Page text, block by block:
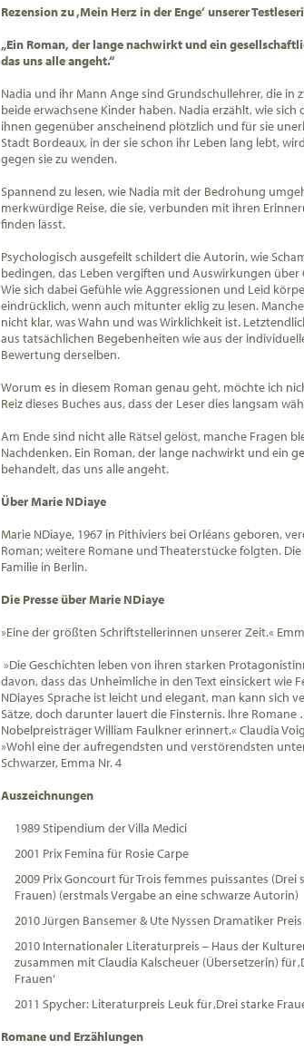
Rezension zu ‚Mein Herz in der Enge‘ unserer
„Ein Roman, der lange nachwirkt und ein
das uns alle angeht.“
Nadia und ihr Mann Ange sind Grundschullehrer, die in
beide erwachsene Kinder haben. Nadia erzählt, wie sich
ihnen gegenüber anscheinend plötzlich und für sie
Stadt Bordeaux, in der sie schon ihr Leben lang lebt,
gegen sie zu wenden.
Spannend zu lesen, wie Nadia mit der Bedrohung
merkwürdige Reise, die sie, verbunden mit ihren
finden lässt.
Psychologisch ausgefeilt schildert die Autorin, wie
bedingen, das Leben vergiften und Auswirkungen
Wie sich dabei Gefühle wie Aggressionen und Leid
eindrücklich, wenn auch mitunter eklig zu lesen.
nicht klar, was Wahn und was Wirklichkeit ist.
aus tatsächlichen Begebenheiten wie aus der
Bewertung derselben.
Worum es in diesem Roman genau geht, möchte ich
Reiz dieses Buches aus, dass der Leser dies langsam
Am Ende sind nicht alle Rätsel gelöst, manche Fragen
Nachdenken. Ein Roman, der lange nachwirkt und ein
behandelt, das uns alle angeht.
Über Marie NDiaye
Marie NDiaye, 1967 in Pithiviers bei Orléans geboren,
Roman; weitere Romane und Theaterstücke folgten.
Familie in Berlin.
Die Presse über Marie NDiaye
»Eine der größten Schriftstellerinnen unserer Zeit.«
»Die Geschichten leben von ihren starken
davon, dass das Unheimliche in den Text einsickert wie
NDiayes Sprache ist leicht und elegant, man kann sich
Sätze, doch darunter lauert die Finsternis. Ihre
Nobelpreisträger William Faulkner erinnert.« Claudia
»Wohl eine der aufregendsten und verstörendsten
Schwarzer, Emma Nr. 4
Auszeichnungen
1989 Stipendium der Villa Medici
2001 Prix Femina für Rosie Carpe
2009 Prix Goncourt für Trois femmes puissantes (Drei
Frauen) (erstmals Vergabe an eine schwarze Autorin)
2010 Jürgen Bansemer & Ute Nyssen Dramatiker Preis
2010 Internationaler Literaturpreis – Haus der
zusammen mit Claudia Kalscheuer (Übersetzerin) für
Frauen‘
2011 Spycher: Literaturpreis Leuk für ‚Drei starke
Romane und Erzählungen